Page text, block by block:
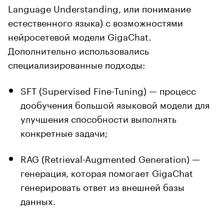
Language Understanding, или понимание
естественного языка) с возможностями
нейросетевой модели GigaChat.
Дополнительно использовались
специализированные подходы:
SFT (Supervised Fine-Tuning) — процесс
дообучения большой языковой модели для
улучшения способности выполнять
конкретные задачи;
RAG (Retrieval-Augmented Generation) —
генерация, которая помогает GigaChat
генерировать ответ из внешней базы
данных.